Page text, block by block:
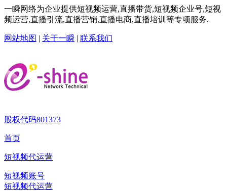
一瞬网络为企业提供短视频运营,直播带货,短视频企业号,短视
频运营,直播引流,直播营销,直播电商,直播培训等专项服务.
网站地图 | 关于一瞬 | 联系我们
股权代码801373
首页
短视频代运营
短视频账号
短视频代运营